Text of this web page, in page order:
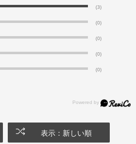
(3)
(0)
(0)
(0)
(0)
表示：新しい順